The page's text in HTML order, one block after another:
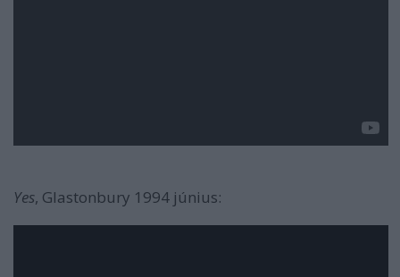
Yes, Glastonbury 1994 június: